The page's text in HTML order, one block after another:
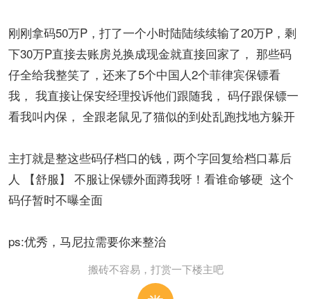
刚刚拿码50万P，打了一个小时陆陆续续输了20万P，剩
下30万P直接去账房兑换成现金就直接回家了， 那些码
仔全给我整笑了，还来了5个中国人2个菲律宾保镖看
我， 我直接让保安经理投诉他们跟随我， 码仔跟保镖一
看我叫内保， 全跟老鼠见了猫似的到处乱跑找地方躲开
主打就是整这些码仔档口的钱，两个字回复给档口幕后
人 【舒服】 不服让保镖外面蹲我呀！看谁命够硬 这个
码仔暂时不曝全面
ps:优秀，马尼拉需要你来整治
搬砖不容易，打赏一下楼主吧